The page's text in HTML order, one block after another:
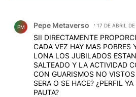
PM Pepe Metaverso 17 DE ABRIL
SII DIRECTAMENTE
CADA VEZ HAY MAS POBRES
LONA LOS JUBILADOS
SALTEADO Y LA ACTIVIDAD
CON GUARISMOS NO
SERA O SE HACE? ¿PERFIL
PAUTA?